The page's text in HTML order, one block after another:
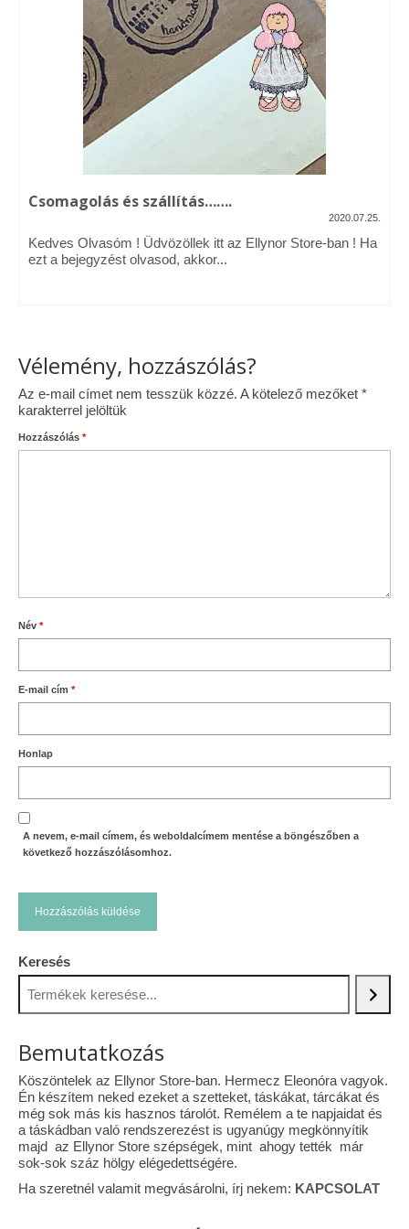
Vásárok, ahol velem is találkozhattál…
Alapanyagok, kellékek
A termékek tisztítása
Ellynor története
Adatkezelési tájékoztató
Általános Szerződési Feltételek
Blog
Csomagolás és szállítás…….
2020.07.25.
Kedves Olvasóm ! Üdvözöllek itt az Ellynor Store-ban ! Ha
ezt a bejegyzést olvasod, akkor...
Vélemény, hozzászólás?
Az e-mail címet nem tesszük közzé. A kötelező mezőket *
karakterrel jelöltük
Hozzászólás *
Név *
E-mail cím *
Honlap
A nevem, e-mail címem, és weboldalcímem mentése a böngészőben a
következő hozzászólásomhoz.
Keresés
Bemutatkozás
Köszöntelek az Ellynor Store-ban. Hermecz Eleonóra vagyok.
Én készítem neked ezeket a szetteket, táskákat, tárcákat és
még sok más kis hasznos tárolót. Remélem a te napjaidat és
a táskádban való rendszerezést is ugyanúgy megkönnyítik
majd az Ellynor Store szépségek, mint ahogy tették már
sok-sok száz hölgy elégedettségére.
Ha szeretnél valamit megvásárolni, írj nekem: KAPCSOLAT